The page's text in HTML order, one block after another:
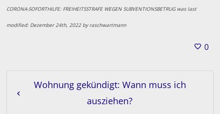
CORONA-SOFORTHILFE: FREIHEITSSTRAFE WEGEN SUBVENTIONSBETRUGwas last
modified: Dezember 24th, 2022by raschwartmann
0
Wohnung gekündigt: Wann muss ich
ausziehen?